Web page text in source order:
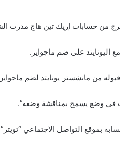
من حسابات إريك تين هاج مدرب
اليونايتد على ضم ماجواير.
من مانشستر يونايتد لضم
في وضع يسمح بمناقشة وضعه”.
بموقع التواصل الاجتماعي